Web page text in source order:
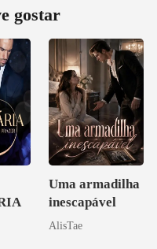
gostar
Uma armadilha
inescapável
AlisTae